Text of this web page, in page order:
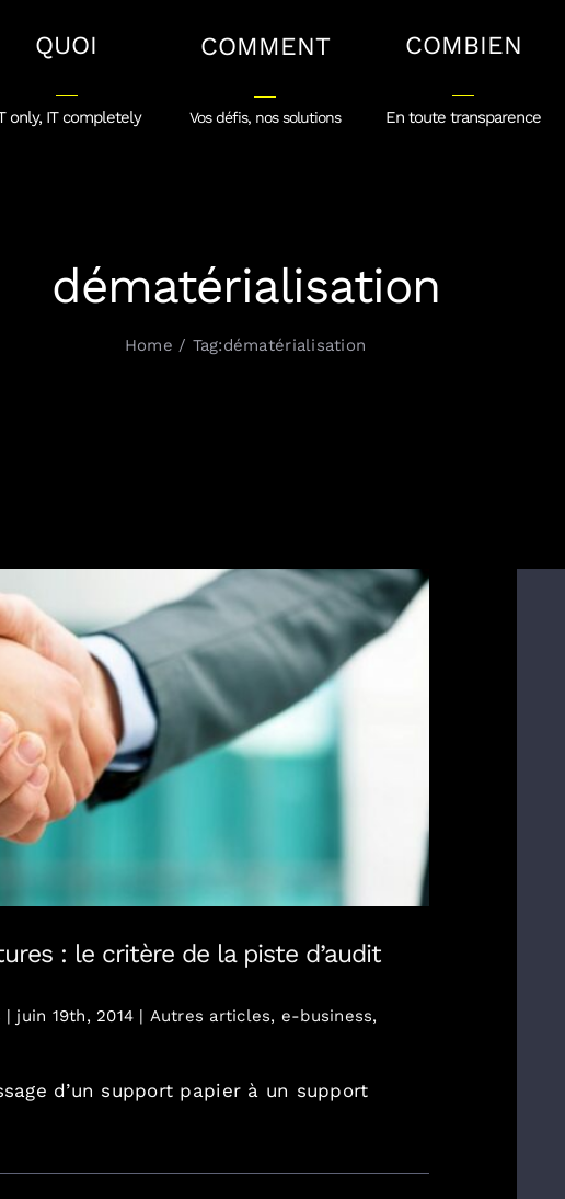
QUOI
only, IT completely
COMMENT
Vos défis, nos solutions
COMBIEN
En toute transparence
dématérialisation
Home Tag:dématérialisation
critère de la piste d’audit fiable
: le critère de la piste d’audit
| juin 19th, 2014 | Autres articles, e-business,
d’un support papier à un support